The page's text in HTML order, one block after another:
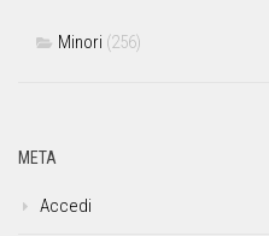
Minori (256)
META
Accedi